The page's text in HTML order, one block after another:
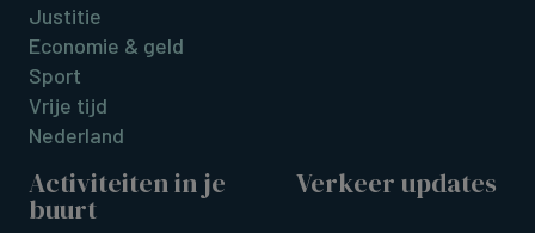
Justitie
Economie & geld
Sport
Vrije tijd
Nederland
Activiteiten in je
buurt
Verkeer updates